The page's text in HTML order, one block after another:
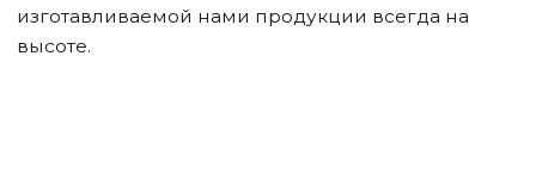
изготавливаемой нами продукции всегда на
высоте.